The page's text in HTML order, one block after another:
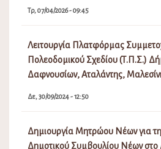
Τρ, 07/04/2026 - 09:45
Λειτουργία Πλατφόρμας
Πολεοδομικού Σχεδίου (Τ.Π.Σ.)
Δαφνουσίων, Αταλάντης,
Δε, 30/09/2024 - 12:50
Δημιουργία Μητρώου Νέων για
Δημοτικού Συμβουλίου Νέων